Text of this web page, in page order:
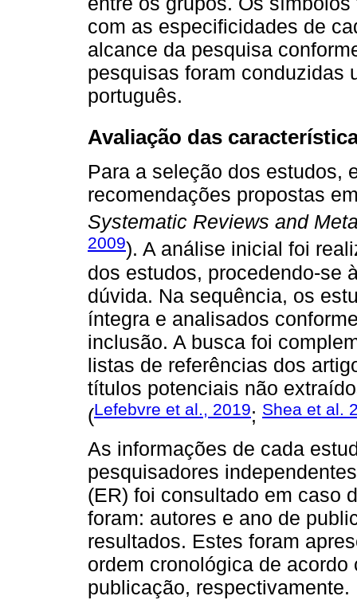
com as especificidades de
alcance da pesquisa
pesquisas foram conduzidas
português.
Avaliação das
Para a seleção dos estudos,
recomendações propostas
Systematic Reviews and
2009). A análise inicial foi
dos estudos, procedendo-se
dúvida. Na sequência, os
íntegra e analisados
inclusão. A busca foi
listas de referências dos
títulos potenciais não
(Lefebvre et al., 2019; Shea et al.
As informações de cada
pesquisadores
(ER) foi consultado em caso
foram: autores e ano de
resultados. Estes foram
ordem cronológica de
publicação, respectivamente.